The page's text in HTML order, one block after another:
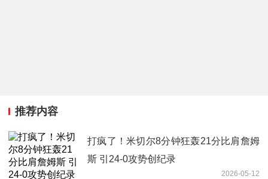
推荐内容
打疯了！米切尔8分钟狂轰21分比肩詹姆
斯 引24-0攻势创纪录
2026-05-12